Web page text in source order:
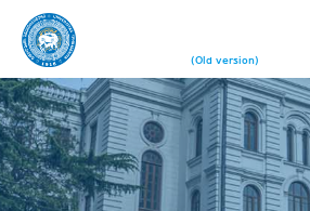
(Old version)